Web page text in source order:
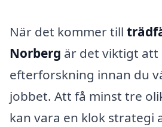
När det kommer till
Norberg är det viktigt
efterforskning innan du
jobbet. Att få minst tre
kan vara en klok strategi